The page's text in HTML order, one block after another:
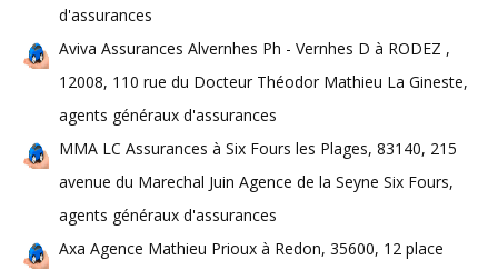
d'assurances
Aviva Assurances Alvernhes Ph - Vernhes D à RODEZ ,
12008, 110 rue du Docteur Théodor Mathieu La Gineste,
agents généraux d'assurances
MMA LC Assurances à Six Fours les Plages, 83140, 215
avenue du Marechal Juin Agence de la Seyne Six Fours,
agents généraux d'assurances
Axa Agence Mathieu Prioux à Redon, 35600, 12 place